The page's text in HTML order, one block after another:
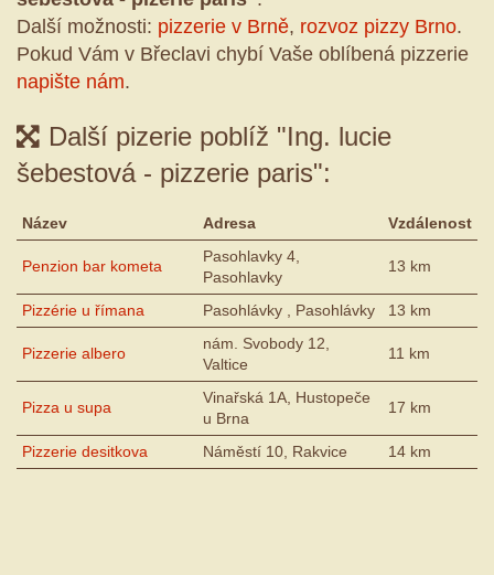
Další možnosti: pizzerie v Brně, rozvoz pizzy Brno.
Pokud Vám v Břeclavi chybí Vaše oblíbená pizzerie
napište nám.
Další pizerie poblíž "Ing. lucie
šebestová - pizzerie paris":
Název Adresa Vzdálenost
Penzion bar kometa
Pasohlavky 4,
Pasohlavky
13 km
Pizzérie u římana Pasohlávky , Pasohlávky 13 km
Pizzerie albero
nám. Svobody 12,
Valtice
11 km
Pizza u supa
Vinařská 1A, Hustopeče
u Brna
17 km
Pizzerie desitkova Náměstí 10, Rakvice 14 km